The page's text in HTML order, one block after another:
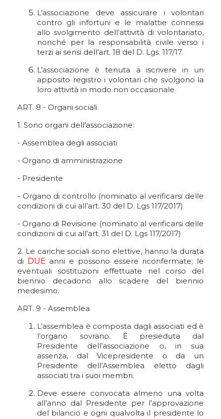
L’associazione deve assicurare i volontari
contro gli infortuni e le malattie connessi
allo svolgimento dell’attività di volontariato,
nonché per la responsabilità civile verso i
terzi ai sensi dell’art. 18 del D. Lgs. 117/17.
L’associazione è tenuta a iscrivere in un
apposito registro i volontari che svolgono la
loro attività in modo non occasionale
ART. 8 - Organi sociali
1. Sono organi dell’associazione:
- Assemblea degli associati
- Organo di amministrazione
- Presidente
- Organo di controllo (nominato al verificarsi delle
condizioni di cui all’art. 30 del D. Lgs 117/2017)
- Organo di Revisione (nominato al verificarsi delle
condizioni di cui all’art. 31 del D. Lgs 117/2017)
2. Le cariche sociali sono elettive, hanno la durata
di DUE anni e possono essere riconfermate; le
eventuali sostituzioni effettuate nel corso del
biennio decadono allo scadere del biennio
medesimo.
ART. 9 - Assemblea
L’assemblea è composta dagli associati ed è
l’organo sovrano. È presieduta dal
Presidente dell’associazione o, in sua
assenza, dal Vicepresidente o da un
Presidente dell’Assemblea eletto dagli
associati tra i suoi membri.
Deve essere convocata almeno una volta
all’anno dal Presidente per l’approvazione
del bilancio e ogni qualvolta il presidente lo